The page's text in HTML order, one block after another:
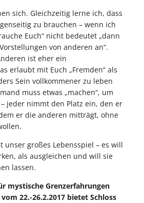
sich. Gleichzeitig lerne ich, dass
zu brauchen – wenn ich
Euch“ nicht bedeutet „dann
von anderen an“.
ist eher ein
erlaubt mit Euch „Fremden“ als
Sein vollkommener zu leben
muss etwas „machen“, um
jeder nimmt den Platz ein, den er
er die anderen mitträgt, ohne
unser großes Lebensspiel – es will
als ausgleichen und will sie
lassen.
mystische Grenzerfahrungen
22.-26.2.2017 bietet Schloss